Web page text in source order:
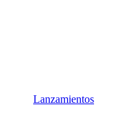
Lanzamientos